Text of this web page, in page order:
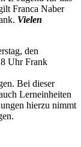
Franca Naber
Vielen
den
Uhr Frank
Bei dieser
Lerneinheiten
hierzu nimmt